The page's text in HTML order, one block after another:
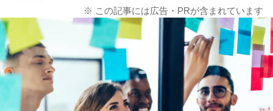
※ この記事には広告・PRが含まれています